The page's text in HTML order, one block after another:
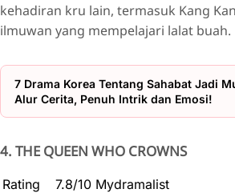
kehadiran kru lain, termasuk Kang
ilmuwan yang mempelajari lalat buah.
7 Drama Korea Tentang Sahabat Jadi
Alur Cerita, Penuh Intrik dan Emosi!
4. THE QUEEN WHO CROWNS
Rating
7.8/10 Mydramalist